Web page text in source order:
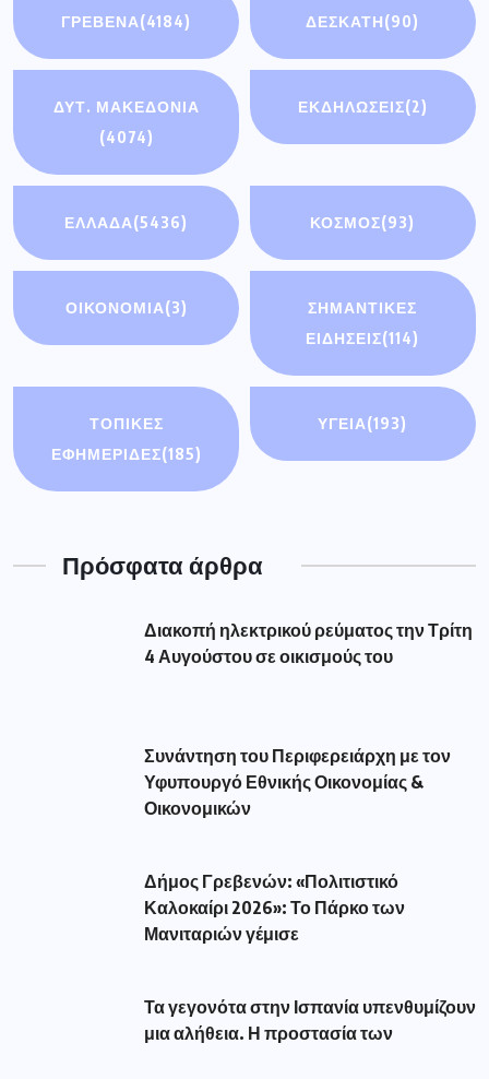
ΓΡΕΒΕΝΑ(4184) ΔΕΣΚΑΤΗ(90)
ΔΥΤ. ΜΑΚΕΔΟΝΙΑ
(4074)
ΕΚΔΗΛΩΣΕΙΣ(2)
ΕΛΛΑΔΑ(5436) ΚΟΣΜΟΣ(93)
ΟΙΚΟΝΟΜΊΑ(3)
ΣΗΜΑΝΤΙΚΈΣ
ΕΙΔΉΣΕΙΣ(114)
ΤΟΠΙΚΕΣ
ΕΦΗΜΕΡΙΔΕΣ(185)
ΥΓΕΙΑ(193)
Πρόσφατα άρθρα
Διακοπή ηλεκτρικού ρεύματος την Τρίτη
4 Αυγούστου σε οικισμούς του
Συνάντηση του Περιφερειάρχη με τον
Υφυπουργό Εθνικής Οικονομίας &
Οικονομικών
Δήμος Γρεβενών: «Πολιτιστικό
Καλοκαίρι 2026»: Το Πάρκο των
Μανιταριών γέμισε
Τα γεγονότα στην Ισπανία υπενθυμίζουν
μια αλήθεια. Η προστασία των